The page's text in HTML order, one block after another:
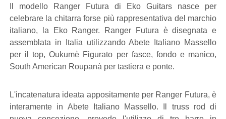
Il modello Ranger Futura di Eko Guitars nasce per
celebrare la chitarra forse più rappresentativa del marchio
italiano, la Eko Ranger. Ranger Futura è disegnata e
assemblata in Italia utilizzando Abete Italiano Massello
per il top, Oukumè Figurato per fasce, fondo e manico,
South American Roupanà per tastiera e ponte.
L'incatenatura ideata appositamente per Ranger Futura, è
interamente in Abete Italiano Massello. Il truss rod di